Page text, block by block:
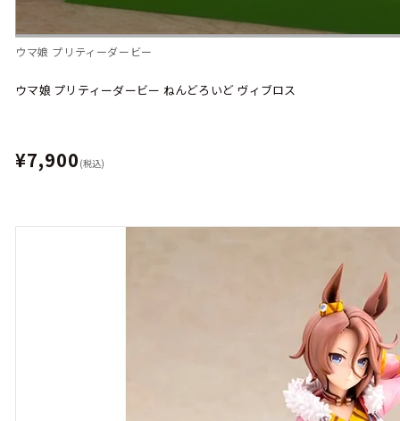
ウマ娘 プリティーダービー
ウマ娘 プリティーダービー ねんどろいど ヴィブロス
¥7,900 (税込)